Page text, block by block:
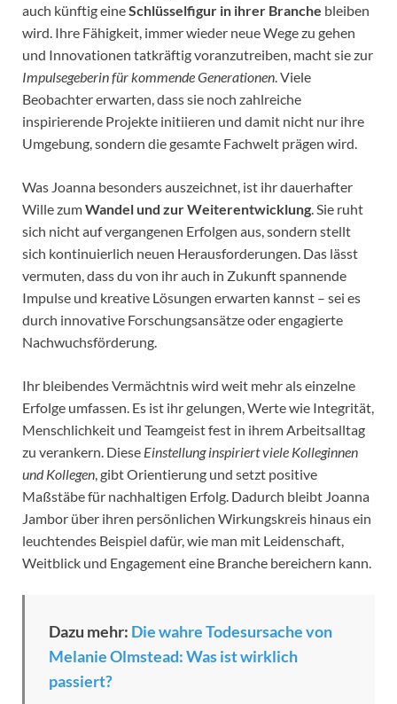
auch künftig eineSchlüsselfigur in ihrer Branche bleiben
wird. Ihre Fähigkeit, immer wieder neue Wege zu gehen
und Innovationen tatkräftig voranzutreiben, macht sie zur
Impulsegeberin für kommende Generationen . Viele
Beobachter erwarten, dass sie noch zahlreiche
inspirierende Projekte initiieren und damit nicht nur ihre
Umgebung, sondern die gesamte Fachwelt prägen wird.
Was Joanna besonders auszeichnet, ist ihr dauerhafter
Wille zumWandel und zur Weiterentwicklung . Sie ruht
sich nicht auf vergangenen Erfolgen aus, sondern stellt
sich kontinuierlich neuen Herausforderungen. Das lässt
vermuten, dass du von ihr auch in Zukunft spannende
Impulse und kreative Lösungen erwarten kannst – sei es
durch innovative Forschungsansätze oder engagierte
Nachwuchsförderung.
Ihr bleibendes Vermächtnis wird weit mehr als einzelne
Erfolge umfassen. Es ist ihr gelungen, Werte wie Integrität,
Menschlichkeit und Teamgeist fest in ihrem Arbeitsalltag
zu verankern. Diese Einstellung inspiriert viele Kolleginnen
und Kollegen , gibt Orientierung und setzt positive
Maßstäbe für nachhaltigen Erfolg. Dadurch bleibt Joanna
Jambor über ihren persönlichen Wirkungskreis hinaus ein
leuchtendes Beispiel dafür, wie man mit Leidenschaft,
Weitblick und Engagement eine Branche bereichern kann.
Dazu mehr: Die wahre Todesursache von
Melanie Olmstead: Was ist wirklich
passiert?